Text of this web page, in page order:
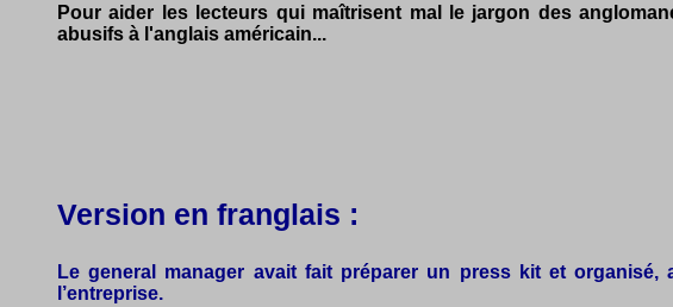
Pour aider les lecteurs qui maîtrisent mal le jargon des
abusifs à l'anglais américain...
Version en franglais :
Le general manager avait fait préparer un press kit et
l’entreprise.